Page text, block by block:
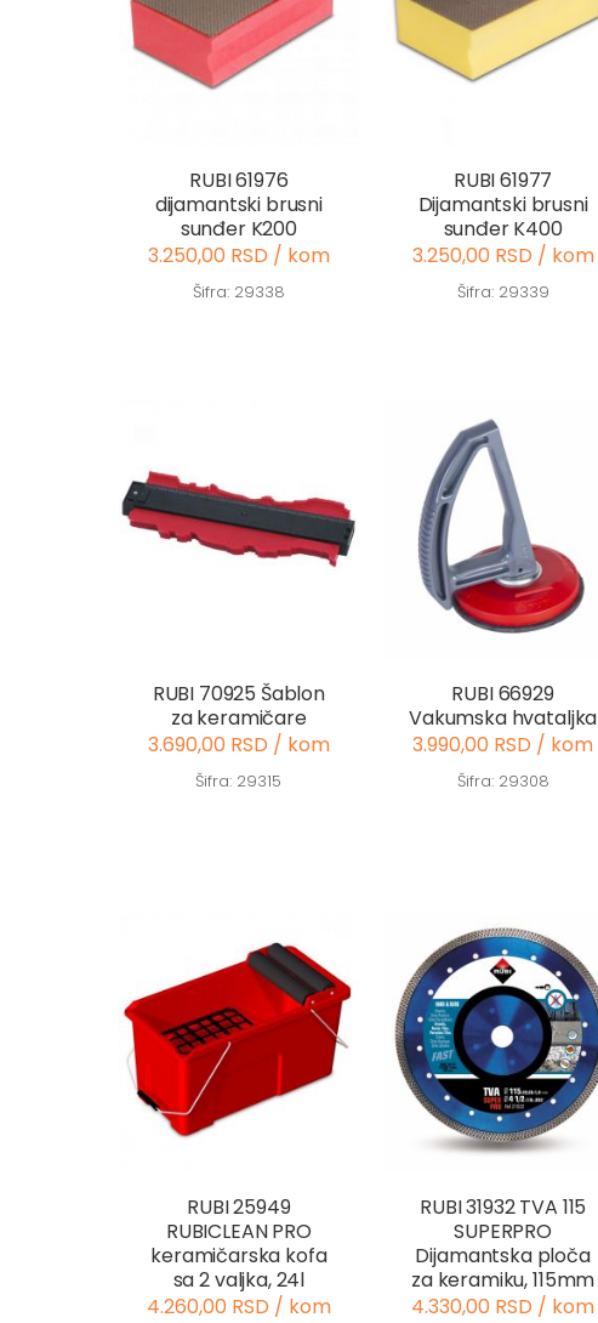
RUBI 61976
dijamantski brusni
sunđer K200
3.250,00 RSD / kom
Šifra: 29338
RUBI 61977
Dijamantski brusni
sunđer K400
3.250,00 RSD / kom
Šifra: 29339
RUBI 70925 Šablon
za keramičare
3.690,00 RSD / kom
Šifra: 29315
RUBI 66929
Vakumska hvataljka
3.990,00 RSD / kom
Šifra: 29308
RUBI 25949
RUBICLEAN PRO
keramičarska kofa
sa 2 valjka, 24l
4.260,00 RSD / kom
RUBI 31932 TVA 115
SUPERPRO
Dijamantska ploča
za keramiku, 115mm
4.330,00 RSD / kom